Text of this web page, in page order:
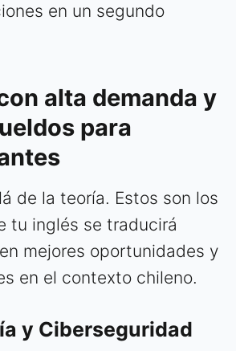
en un segundo
alta demanda y
para
de la teoría. Estos son los
tu inglés se traducirá
mejores oportunidades y
en el contexto chileno.
y Ciberseguridad